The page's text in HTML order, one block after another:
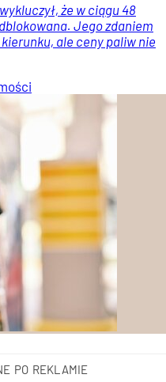
że w ciągu 48
Jego zdaniem
ale ceny paliw nie